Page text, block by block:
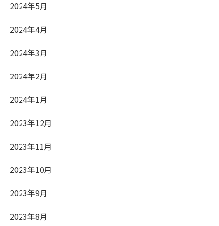
2024年5月
2024年4月
2024年3月
2024年2月
2024年1月
2023年12月
2023年11月
2023年10月
2023年9月
2023年8月